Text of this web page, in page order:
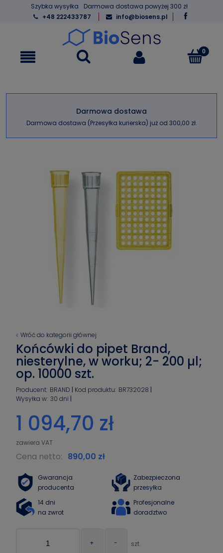
Szybka wysyłka
Darmowa dostawa powyżej 300 zł
+48 222433787
info@biosens.pl
Darmowa dostawa
Darmowa dostawa (Przesyłka kurierska) już od 300,00 zł.
Wróć do kategorii głównej
Końcówki do pipet Brand,
niesterylne, w worku; 2- 200 µl;
op. 10000 szt.
Producent: BRAND Kod produktu: BR732028
Wysyłka w: 30 dni
1 094,70 zł
Cena netto: 890,00 zł
Gwarancja
producenta
Zabezpieczona
przesyłka
14 dni
na zwrot
Profesjonalne
doradztwo
+ - szt.